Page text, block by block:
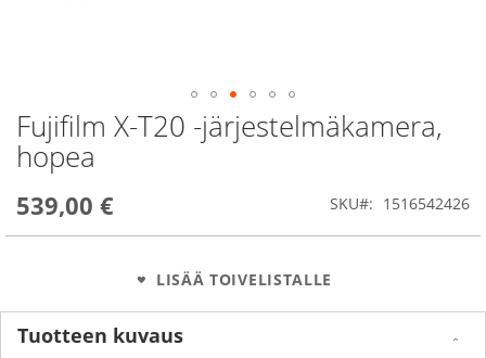
Fujifilm X-T20 -järjestelmäkamera,
hopea
539,00 € SKU 1516542426
LISÄÄ TOIVELISTALLE
Skip
to
the
of
images
Tuotteen kuvaus